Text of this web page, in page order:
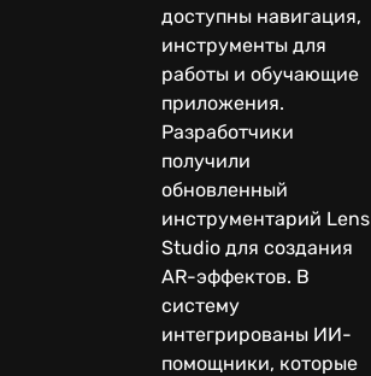
доступны навигация,
инструменты для
работы и обучающие
приложения.
Разработчики
получили
обновленный
инструментарий Lens
Studio для создания
AR-эффектов. В
систему
интегрированы ИИ-
помощники, которые